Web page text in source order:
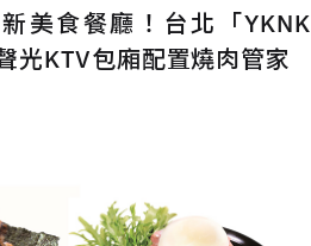
美食餐廳！台北「YKNK
光KTV包廂配置燒肉管家